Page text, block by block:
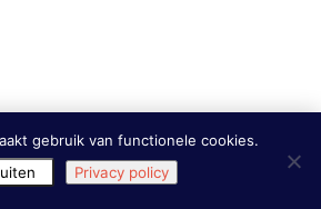
gebruik van functionele cookies.
Privacy policy